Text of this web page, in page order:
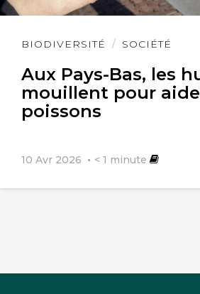
BIODIVERSITÉ SOCIÉTÉ
Aux Pays-Bas, les
mouillent pour
poissons
10 Avr 2026 < 1 minute
Lire